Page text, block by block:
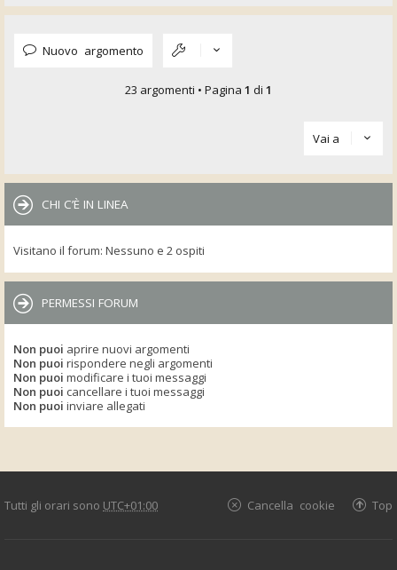
Nuovo argomento
23 argomenti • Pagina 1 di 1
Vai a
CHI C’È IN LINEA
Visitano il forum: Nessuno e 2 ospiti
PERMESSI FORUM
Non puoi aprire nuovi argomenti
Non puoi rispondere negli argomenti
Non puoi modificare i tuoi messaggi
Non puoi cancellare i tuoi messaggi
Non puoi inviare allegati
Tutti gli orari sono UTC+01:00 Top
Cancella cookie